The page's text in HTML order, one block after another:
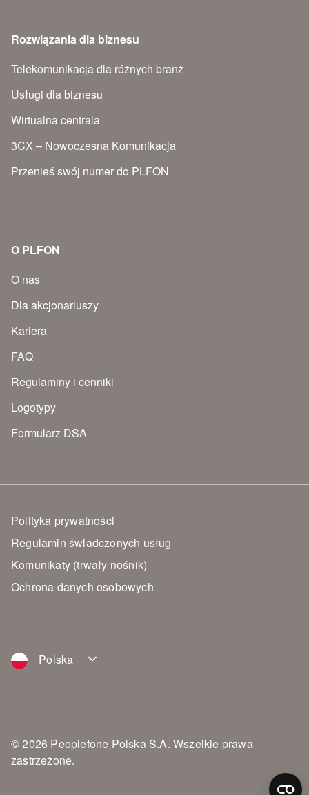
Rozwiązania dla biznesu
Telekomunikacja dla różnych branż
Usługi dla biznesu
Wirtualna centrala
3CX – Nowoczesna Komunikacja
Przenieś swój numer do PLFON
O PLFON
O nas
Dla akcjonariuszy
Kariera
FAQ
Regulaminy i cenniki
Logotypy
Formularz DSA
Polityka prywatności
Regulamin świadczonych usług
Komunikaty (trwały nośnik)
Ochrona danych osobowych
Polska
© 2026 Peoplefone Polska S.A. Wszelkie prawa
zastrzeżone.